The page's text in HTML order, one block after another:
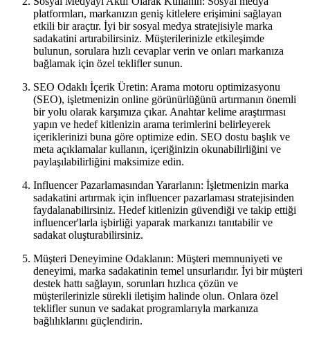
platformları, markanızın geniş kitlelere erişimini sağlayan
etkili bir araçtır. İyi bir sosyal medya stratejisiyle marka
sadakatini artırabilirsiniz. Müşterilerinizle etkileşimde
bulunun, sorulara hızlı cevaplar verin ve onları markanıza
bağlamak için özel teklifler sunun.
SEO Odaklı İçerik Üretin: Arama motoru optimizasyonu
(SEO), işletmenizin online görünürlüğünü artırmanın önemli
bir yolu olarak karşımıza çıkar. Anahtar kelime araştırması
yapın ve hedef kitlenizin arama terimlerini belirleyerek
içeriklerinizi buna göre optimize edin. SEO dostu başlık ve
meta açıklamalar kullanın, içeriğinizin okunabilirliğini ve
paylaşılabilirliğini maksimize edin.
Influencer Pazarlamasından Yararlanın: İşletmenizin marka
sadakatini artırmak için influencer pazarlaması stratejisinden
faydalanabilirsiniz. Hedef kitlenizin güvendiği ve takip ettiği
influencer'larla işbirliği yaparak markanızı tanıtabilir ve
sadakat oluşturabilirsiniz.
Müşteri Deneyimine Odaklanın: Müşteri memnuniyeti ve
deneyimi, marka sadakatinin temel unsurlarıdır. İyi bir müşteri
destek hattı sağlayın, sorunları hızlıca çözün ve
müşterilerinizle sürekli iletişim halinde olun. Onlara özel
teklifler sunun ve sadakat programlarıyla markanıza
bağlılıklarını güçlendirin.